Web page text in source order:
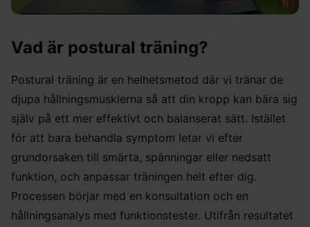
Vad är postural träning?
Postural träning är en helhetsmetod där vi tränar de
djupa hållningsmusklerna så att din kropp kan bära sig
själv på ett mer effektivt och balanserat sätt. Istället
för att bara behandla symptom letar vi efter
grundorsaken till smärta, spänningar eller nedsatt
funktion, och anpassar träningen helt efter dig.
Processen börjar med en konsultation och en
hållningsanalys med funktionstester. Utifrån resultatet